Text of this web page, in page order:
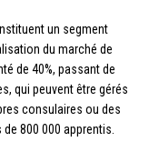
un segment
du marché de
de 40%, passant de
qui peuvent être gérés
consulaires ou des
800 000 apprentis.